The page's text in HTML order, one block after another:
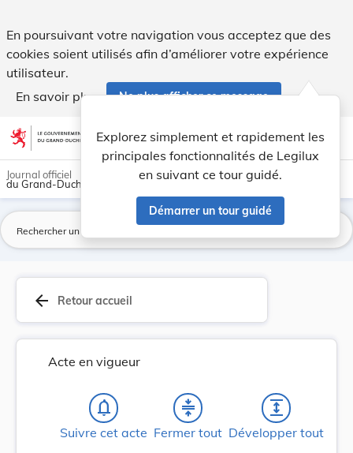
En poursuivant votre navigation vous acceptez que des
cookies soient utilisés afin d’améliorer votre expérience
utilisateur.
En savoir plus
Ne plus afficher ce message
Aller au contenu account_circle help Aide
Explorez simplement et rapidement les
principales fonctionnalités de Legilux
en suivant ce tour guidé.
Démarrer un tour guidé
light_mode dark_mode
Journal officiel
du Grand-Duché de Luxembourg
arrow_back Retour accueil
Acte en vigueur
notifications_none
Suivre cet acte
compress
Fermer tout
expand
Développer tout